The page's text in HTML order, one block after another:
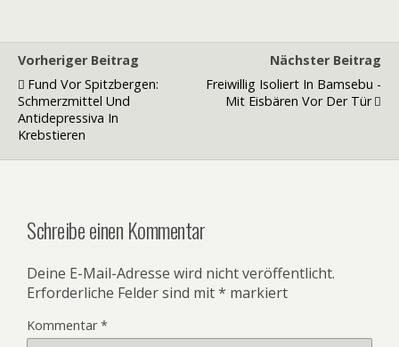
Vorheriger Beitrag
Fund Vor Spitzbergen:
Schmerzmittel Und
Antidepressiva In
Krebstieren
Nächster Beitrag
Freiwillig Isoliert In Bamsebu -
Mit Eisbären Vor Der Tür
Schreibe einen Kommentar
Deine E-Mail-Adresse wird nicht veröffentlicht.
Erforderliche Felder sind mit* markiert
Kommentar*